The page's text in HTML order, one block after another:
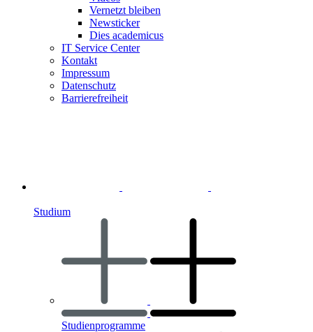
Vernetzt bleiben
Newsticker
Dies academicus
IT Service Center
Kontakt
Impressum
Datenschutz
Barrierefreiheit
Studium
Studienprogramme